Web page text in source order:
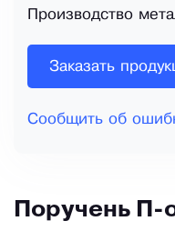
Производство
Заказать
Сообщить об
Поручень П-